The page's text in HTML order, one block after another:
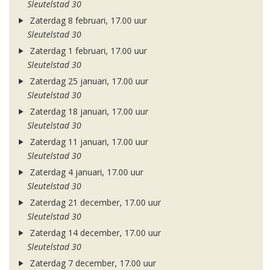
Sleutelstad 30
Zaterdag 8 februari, 17.00 uur
Sleutelstad 30
Zaterdag 1 februari, 17.00 uur
Sleutelstad 30
Zaterdag 25 januari, 17.00 uur
Sleutelstad 30
Zaterdag 18 januari, 17.00 uur
Sleutelstad 30
Zaterdag 11 januari, 17.00 uur
Sleutelstad 30
Zaterdag 4 januari, 17.00 uur
Sleutelstad 30
Zaterdag 21 december, 17.00 uur
Sleutelstad 30
Zaterdag 14 december, 17.00 uur
Sleutelstad 30
Zaterdag 7 december, 17.00 uur